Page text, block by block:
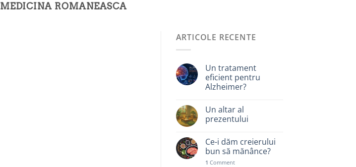
MEDICINA ROMANEASCA
ARTICOLE RECENTE
Un tratament
eficient pentru
Alzheimer?
Un altar al
prezentului
Ce-i dăm creierului
bun să mănânce?
1 Comment